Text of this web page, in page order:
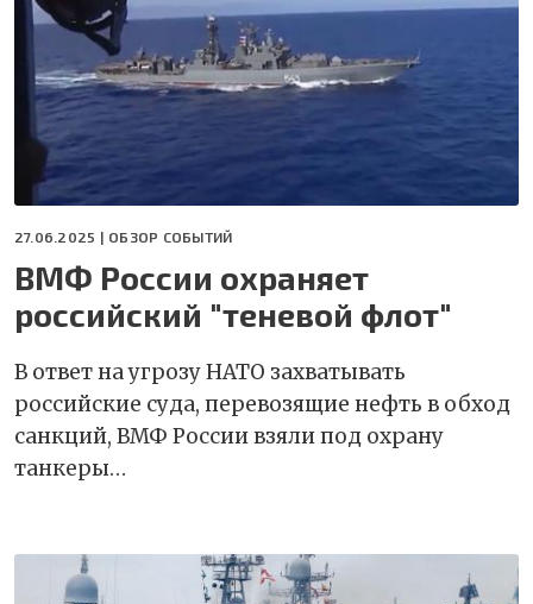
27.06.2025 | ОБЗОР СОБЫТИЙ
ВМФ России охраняет
российский "теневой флот"
В ответ на угрозу НАТО захватывать
российские суда, перевозящие нефть в обход
санкций, ВМФ России взяли под охрану
танкеры…